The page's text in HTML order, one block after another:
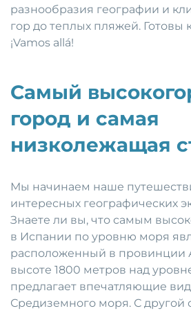
разнообразия географии и
гор до теплых пляжей. Готовы
¡Vamos allá!
Самый
город и самая
низколежащая
Мы начинаем наше
интересных географических
Знаете ли вы, что самым
в Испании по уровню моря
расположенный в провинции
высоте 1800 метров над
предлагает впечатляющие
Средиземного моря. С другой